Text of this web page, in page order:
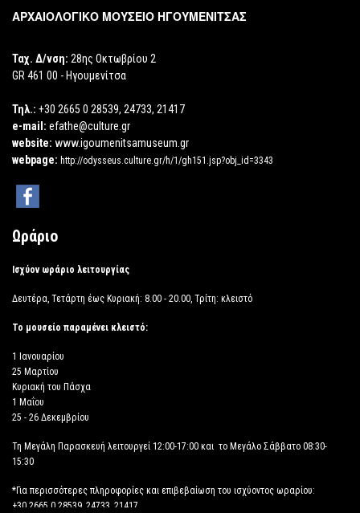
ΑΡΧΑΙΟΛΟΓΙΚΟ ΜΟΥΣΕΙΟ ΗΓΟΥΜΕΝΙΤΣΑΣ
Ταχ. Δ/νση: 28ης Οκτωβρίου 2
GR 461 00 - Ηγουμενίτσα
Τηλ.: +30 2665 0 28539, 24733, 21417
e-mail: efathe@culture.gr
website: www.igoumenitsamuseum.gr
webpage: http://odysseus.culture.gr/h/1/gh151.jsp?obj_id=3343
Ωράριο
Ισχύον ωράριο λειτουργίας
Δευτέρα, Τετάρτη έως Κυριακή: 8.00 - 20.00, Τρίτη: κλειστό
Το μουσείο παραμένει κλειστό:
1 Ιανουαρίου
25 Μαρτίου
Κυριακή του Πάσχα
1 Μαΐου
25 - 26 Δεκεμβρίου
Τη Μεγάλη Παρασκευή λειτουργεί 12:00-17:00 και το Μεγάλο Σάββατο 08:30-
15:30
*Για περισσότερες πληροφορίες και επιβεβαίωση του ισχύοντος ωραρίου:
+30 2665 0 28539, 24733, 21417